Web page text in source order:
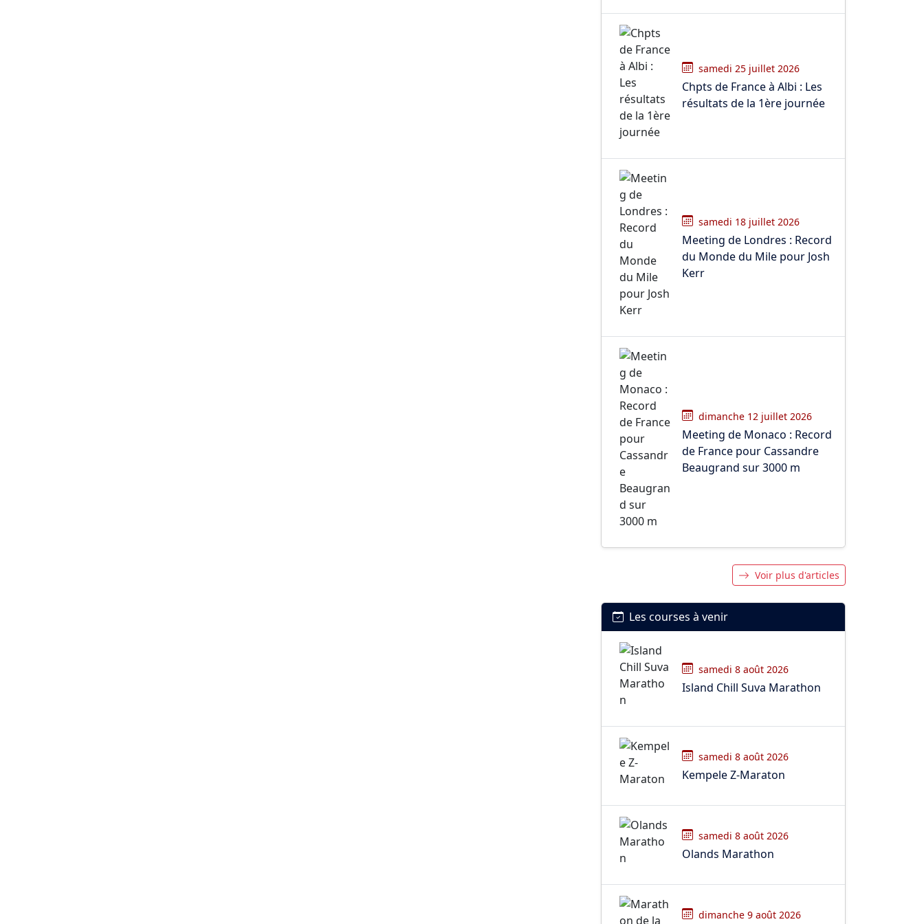
samedi 25 juillet 2026
Chpts de France à Albi : Les
résultats de la 1ère journée
samedi 18 juillet 2026
Meeting de Londres : Record
du Monde du Mile pour Josh
Kerr
dimanche 12 juillet 2026
Meeting de Monaco : Record
de France pour Cassandre
Beaugrand sur 3000 m
Voir plus d'articles
Les courses à venir
samedi 8 août 2026
Island Chill Suva Marathon
samedi 8 août 2026
Kempele Z-Maraton
samedi 8 août 2026
Olands Marathon
dimanche 9 août 2026